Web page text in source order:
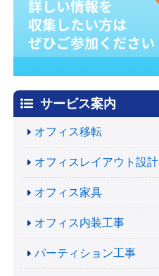
サービス案内
オフィス移転
オフィスレイアウト設計
オフィス家具
オフィス内装工事
パーティション工事